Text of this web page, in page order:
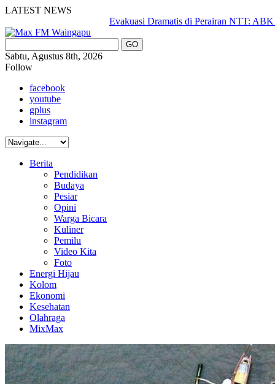
LATEST NEWS
Evakuasi Dramatis di Perairan NTT: ABK dan
Sabtu, Agustus 8th, 2026
Follow
facebook
youtube
gplus
instagram
Berita
Pendidikan
Budaya
Pesiar
Opini
Warga Bicara
Kuliner
Pemilu
Video Kita
Foto
Energi Hijau
Kolom
Ekonomi
Kesehatan
Olahraga
MixMax